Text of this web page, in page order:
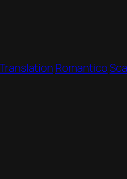
Romantico